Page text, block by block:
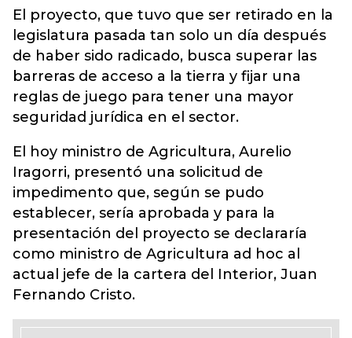
El proyecto, que tuvo que ser retirado en la
legislatura pasada tan solo un día después
de haber sido radicado, busca superar las
barreras de acceso a la tierra y fijar una
reglas de juego para tener una mayor
seguridad jurídica en el sector.
El hoy ministro de Agricultura, Aurelio
Iragorri, presentó una solicitud de
impedimento que, según se pudo
establecer, sería aprobada y para la
presentación del proyecto se declararía
como ministro de Agricultura ad hoc al
actual jefe de la cartera del Interior, Juan
Fernando Cristo.